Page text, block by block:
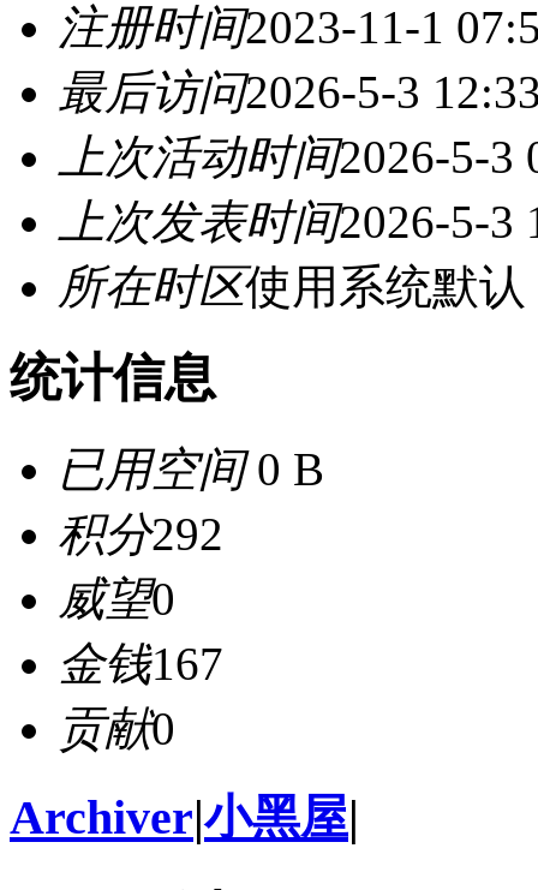
注册时间2023-11-1
最后访问2026-5-3
上次活动时间2026-5-3
上次发表时间2026-5-3
所在时区使用系统默认
统计信息
已用空间0 B
积分292
威望0
金钱167
贡献0
Archiver|小黑屋|